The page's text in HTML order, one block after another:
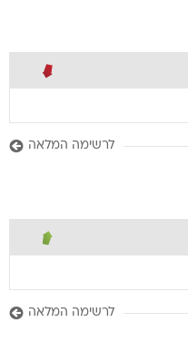
לרשימה המלאה
לרשימה המלאה